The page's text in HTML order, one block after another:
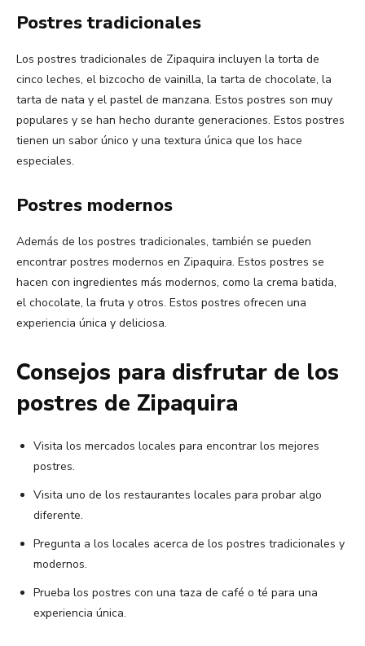
Postres tradicionales
Los postres tradicionales de Zipaquira incluyen la torta de
cinco leches, el bizcocho de vainilla, la tarta de chocolate, la
tarta de nata y el pastel de manzana. Estos postres son muy
populares y se han hecho durante generaciones. Estos postres
tienen un sabor único y una textura única que los hace
especiales.
Postres modernos
Además de los postres tradicionales, también se pueden
encontrar postres modernos en Zipaquira. Estos postres se
hacen con ingredientes más modernos, como la crema batida,
el chocolate, la fruta y otros. Estos postres ofrecen una
experiencia única y deliciosa.
Consejos para disfrutar de los
postres de Zipaquira
Visita los mercados locales para encontrar los mejores
postres.
Visita uno de los restaurantes locales para probar algo
diferente.
Pregunta a los locales acerca de los postres tradicionales y
modernos.
Prueba los postres con una taza de café o té para una
experiencia única.